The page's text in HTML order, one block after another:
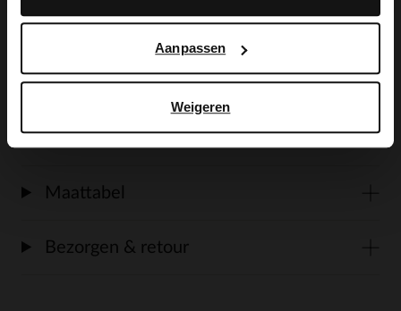
Aanpassen
Weigeren
adviseren als verzorging en bescherming
de Collonil Carbon Pro.
Alles over dit product
Maattabel
Bezorgen & retour